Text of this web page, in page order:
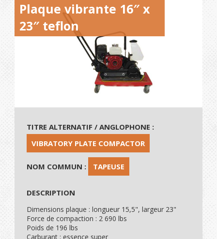
Plaque vibrante 16″ x
23″ teflon
TITRE ALTERNATIF / ANGLOPHONE :
VIBRATORY PLATE COMPACTOR
NOM COMMUN : TAPEUSE
DESCRIPTION
Dimensions plaque : longueur 15,5", largeur 23"
Force de compaction : 2 690 lbs
Poids de 196 lbs
Carburant : essence super